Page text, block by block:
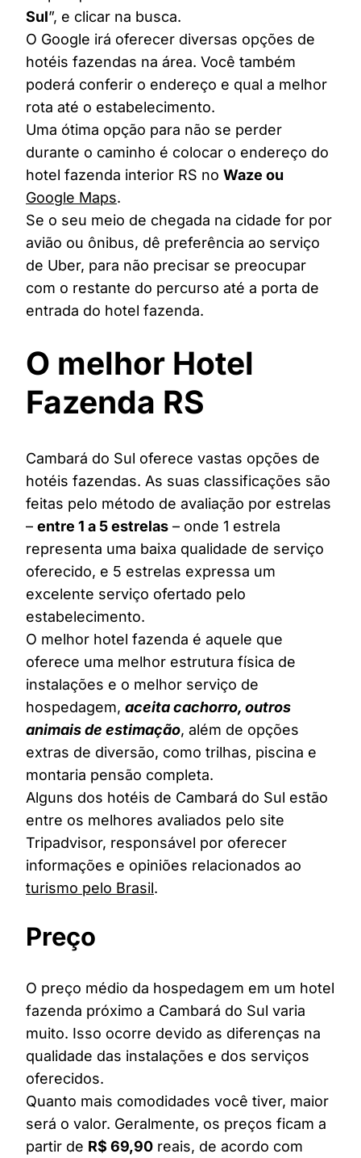
Sul”, e clicar na busca.
O Google irá oferecer diversas opções de
hotéis fazendas na área. Você também
poderá conferir o endereço e qual a melhor
rota até o estabelecimento.
Uma ótima opção para não se perder
durante o caminho é colocar o endereço do
hotel fazenda interior RS no Waze ou
Google Maps.
Se o seu meio de chegada na cidade for por
avião ou ônibus, dê preferência ao serviço
de Uber, para não precisar se preocupar
com o restante do percurso até a porta de
entrada do hotel fazenda.
O melhor Hotel
Fazenda RS
Cambará do Sul oferece vastas opções de
hotéis fazendas. As suas classificações são
feitas pelo método de avaliação por estrelas
– entre 1 a 5 estrelas – onde 1 estrela
representa uma baixa qualidade de serviço
oferecido, e 5 estrelas expressa um
excelente serviço ofertado pelo
estabelecimento.
O melhor hotel fazenda é aquele que
oferece uma melhor estrutura física de
instalações e o melhor serviço de
hospedagem, aceita cachorro, outros
animais de estimação, além de opções
extras de diversão, como trilhas, piscina e
montaria pensão completa.
Alguns dos hotéis de Cambará do Sul estão
entre os melhores avaliados pelo site
Tripadvisor, responsável por oferecer
informações e opiniões relacionados ao
turismo pelo Brasil.
Preço
O preço médio da hospedagem em um hotel
fazenda próximo a Cambará do Sul varia
muito. Isso ocorre devido as diferenças na
qualidade das instalações e dos serviços
oferecidos.
Quanto mais comodidades você tiver, maior
será o valor. Geralmente, os preços ficam a
partir de R$ 69,90 reais, de acordo com